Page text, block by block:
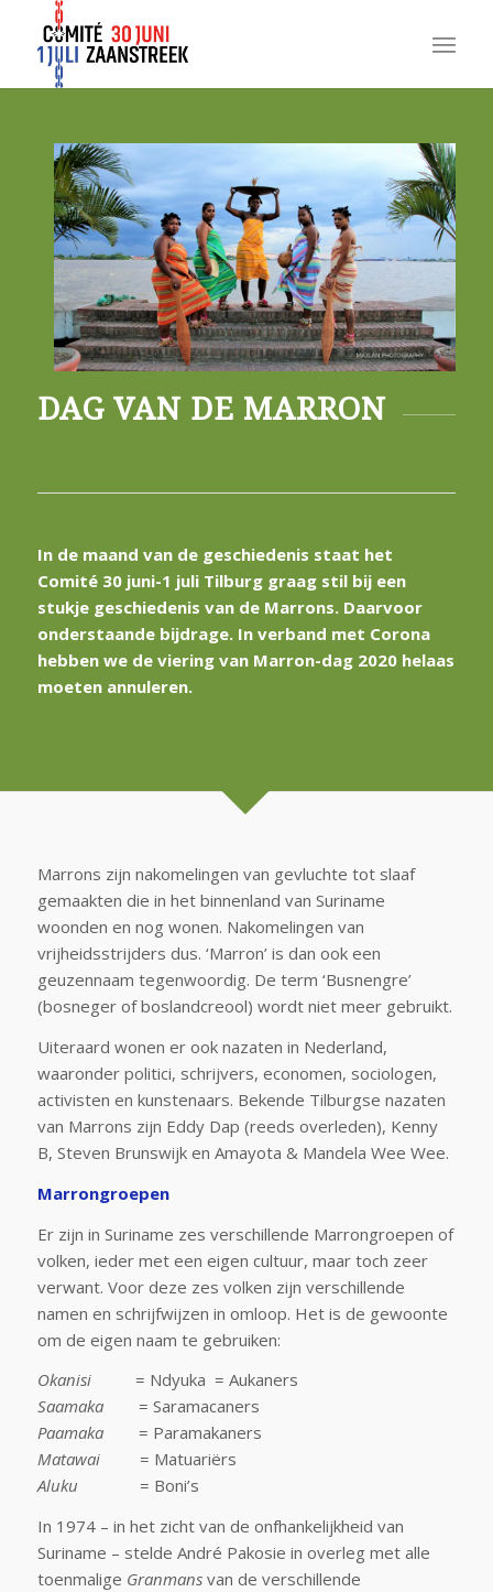
DAG VAN DE MARRON
In de maand van de geschiedenis staat het
Comité 30 juni-1 juli Tilburg graag stil bij een
stukje geschiedenis van de Marrons. Daarvoor
onderstaande bijdrage. In verband met Corona
hebben we de viering van Marron-dag 2020 helaas
moeten annuleren.
Marrons zijn nakomelingen van gevluchte tot slaaf
gemaakten die in het binnenland van Suriname
woonden en nog wonen. Nakomelingen van
vrijheidsstrijders dus. ‘Marron’ is dan ook een
geuzennaam tegenwoordig. De term ‘Busnengre’
(bosneger of boslandcreool) wordt niet meer gebruikt.
Uiteraard wonen er ook nazaten in Nederland,
waaronder politici, schrijvers, economen, sociologen,
activisten en kunstenaars. Bekende Tilburgse nazaten
van Marrons zijn Eddy Dap (reeds overleden), Kenny
B, Steven Brunswijk en Amayota & Mandela Wee Wee.
Marrongroepen
Er zijn in Suriname zes verschillende Marrongroepen of
volken, ieder met een eigen cultuur, maar toch zeer
verwant. Voor deze zes volken zijn verschillende
namen en schrijfwijzen in omloop. Het is de gewoonte
om de eigen naam te gebruiken:
Okanisi= Ndyuka = Aukaners
Saamaka= Saramacaners
Paamaka= Paramakaners
Matawai= Matuariërs
Aluku
= Boni’s
In 1974 – in het zicht van de onfhankelijkheid van
Suriname – stelde André Pakosie in overleg met alle
toenmalige Granmansvan de verschillende